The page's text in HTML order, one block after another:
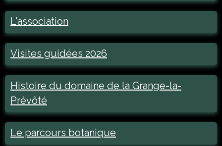
L'association
Visites guidées 2026
Histoire du domaine de la Grange-la-
Prévôté
Le parcours botanique